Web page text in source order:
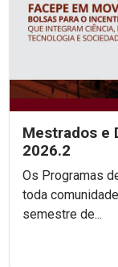
Mestrados e
2026.2
Os Programas
toda
semestre de...